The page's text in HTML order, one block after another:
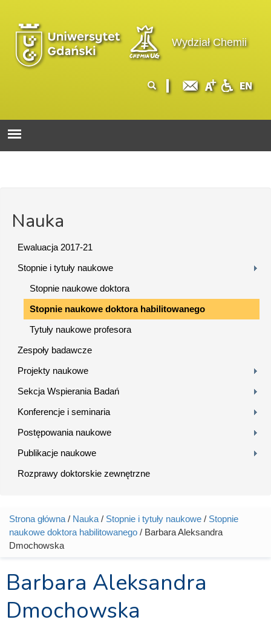
Wydział Chemii
wyszukiwania
Nauka
Ewaluacja 2017-21
Stopnie i tytuły naukowe
Stopnie naukowe doktora
Stopnie naukowe doktora habilitowanego
Tytuły naukowe profesora
Zespoły badawcze
Projekty naukowe
Sekcja Wspierania Badań
Konferencje i seminaria
Postępowania naukowe
Publikacje naukowe
Rozprawy doktorskie zewnętrzne
Jesteś tutaj
Strona główna / Nauka / Stopnie i tytuły naukowe / Stopnie
naukowe doktora habilitowanego / Barbara Aleksandra
Dmochowska
Barbara Aleksandra
Dmochowska